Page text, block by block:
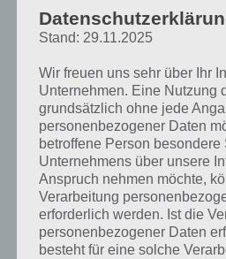
Zur Übersicht der4 Bilder 1 Wort
Stand: 29.11.2025
Wir freuen uns sehr über Ihr
Unternehmen. Eine Nutzung
grundsätzlich ohne jede
personenbezogener Daten
betroffene Person
Unternehmens über unsere
Anspruch nehmen möchte,
Verarbeitung
erforderlich werden. Ist die
personenbezogener Daten
besteht für eine solche